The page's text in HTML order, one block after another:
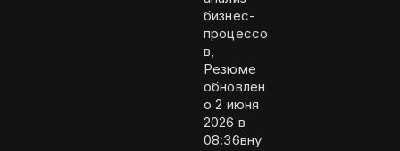
бизнес-
процессо
в,
Резюме
обновлен
о 2 июня
2026 в
08:36вну